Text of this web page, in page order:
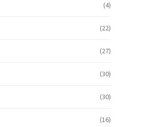
(4)
(22)
(27)
(30)
(30)
(16)